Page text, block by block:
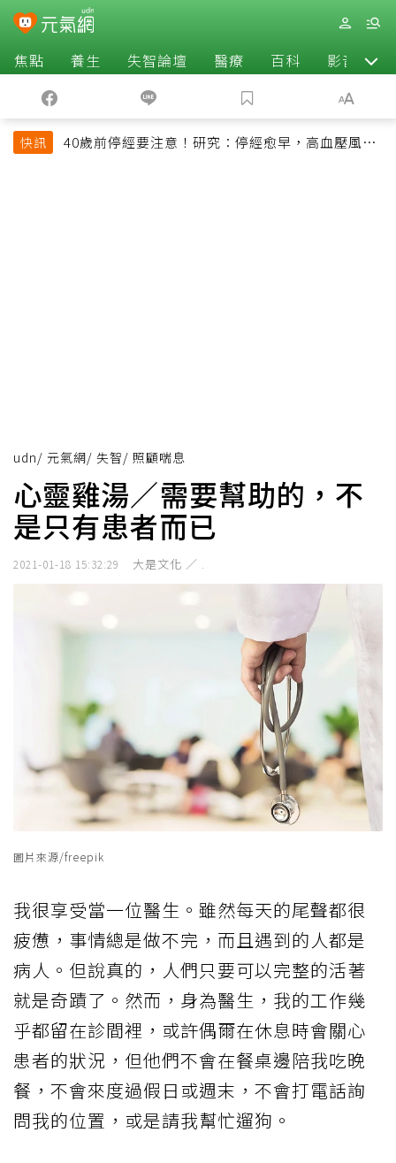
焦點 養生 失智論壇 醫療 百科 影音
快訊
40歲前停經要注意！研究：停經愈早，高血壓風險
udn/ 元氣網/ 失智/ 照顧喘息
心靈雞湯／需要幫助的，不
是只有患者而已
2021-01-18 15:32:29 大是文化 ／ .
圖片來源/freepik
我很享受當一位醫生。雖然每天的尾聲都很
疲憊，事情總是做不完，而且遇到的人都是
病人。但說真的，人們只要可以完整的活著
就是奇蹟了。然而，身為醫生，我的工作幾
乎都留在診間裡，或許偶爾在休息時會關心
患者的狀況，但他們不會在餐桌邊陪我吃晚
餐，不會來度過假日或週末，不會打電話詢
問我的位置，或是請我幫忙遛狗。